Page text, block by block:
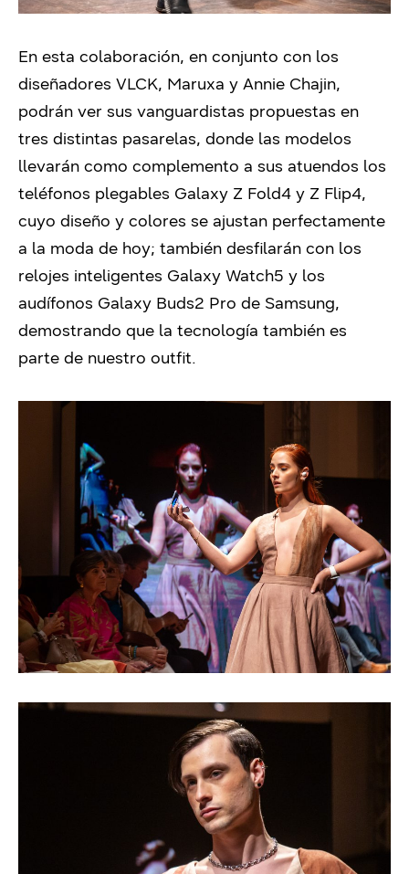
En esta colaboración, en conjunto con los
diseñadores VLCK, Maruxa y Annie Chajin,
podrán ver sus vanguardistas propuestas en
tres distintas pasarelas, donde las modelos
llevarán como complemento a sus atuendos los
teléfonos plegables Galaxy Z Fold4 y Z Flip4,
cuyo diseño y colores se ajustan perfectamente
a la moda de hoy; también desfilarán con los
relojes inteligentes Galaxy Watch5 y los
audífonos Galaxy Buds2 Pro de Samsung,
demostrando que la tecnología también es
parte de nuestro outfit.